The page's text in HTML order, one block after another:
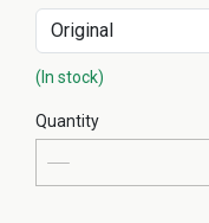
(In stock)
Quantity